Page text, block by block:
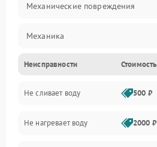
Механические повреждения
Механика
Управление
Электропитание
Датчики
Неисправности Стоимость
Не сливает воду 500 ₽
Не нагревает воду 2000 ₽